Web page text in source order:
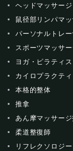
ヘッドマッサージ
鼠径部リンパマ
パーソナルトレー
スポーツマッサー
ヨガ・ピラティス
カイロプラクティ
本格的整体
推拿
あん摩マッサー
柔道整復師
リフレクソロジー